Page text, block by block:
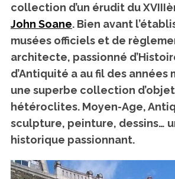
collection d’un érudit du
John Soane. Bien avant
musées officiels et de
architecte, passionné
d’Antiquité a au fil des années
une superbe collection
hétéroclites. Moyen-Age,
sculpture, peinture, dessins…
historique passionnant.